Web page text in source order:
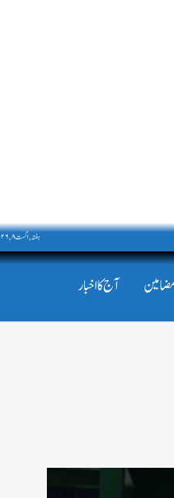
ہفتہ, اگست ۸, ۲۰۲۶
آج کا اخبار